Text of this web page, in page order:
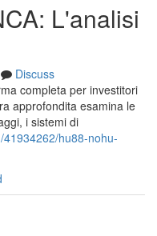
L'analisi
Discuss
completa per investitori
approfondita esamina le
i sistemi di
hu88-nohu-